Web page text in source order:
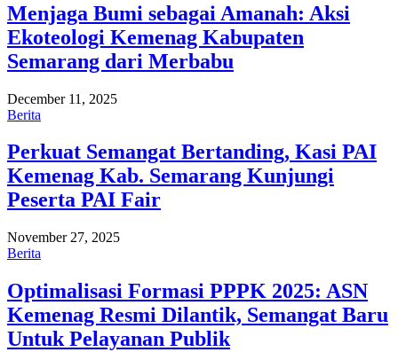
Menjaga Bumi sebagai Amanah: Aksi
Ekoteologi Kemenag Kabupaten
Semarang dari Merbabu
December 11, 2025
Berita
Perkuat Semangat Bertanding, Kasi PAI
Kemenag Kab. Semarang Kunjungi
Peserta PAI Fair
November 27, 2025
Berita
Optimalisasi Formasi PPPK 2025: ASN
Kemenag Resmi Dilantik, Semangat Baru
Untuk Pelayanan Publik